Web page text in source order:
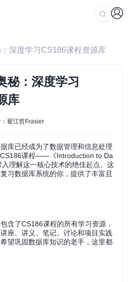
深度学习CS186课程资源库
秘：深度学习
库
翟江哲Frasier
库已经成为了数据管理和信息处理
CS186课程——《Introduction to Da
理解这一核心技术的绝佳起点。这
习数据库系统的你，提供了丰富且
含了CS186课程的所有学习资源，
座、讲义、笔记、讨论和项目实践
望巩固数据库知识的老手，这里都